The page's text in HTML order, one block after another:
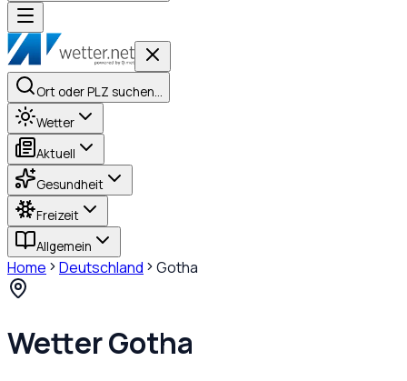
Ort oder PLZ suchen…
Wetter
Aktuell
Gesundheit
Freizeit
Allgemein
Home Deutschland Gotha
WetterGotha